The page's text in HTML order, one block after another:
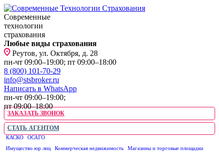
Современные
технологии
страхования
Любые виды страхования
Реутов, ул. Октября, д. 28
пн-чт 09:00–19:00; пт 09:00–18:00
8 (800) 101-70-29
info@stsbroker.ru
Написать в WhatsApp
пн-чт 09:00–19:00;
пт 09:00–18:00
ЗАКАЗАТЬ ЗВОНОК
СТАТЬ АГЕНТОМ
КАСКО ОСАГО
Имущество юр лиц
Коммерческая недвижимость
Магазины и торговые площадки